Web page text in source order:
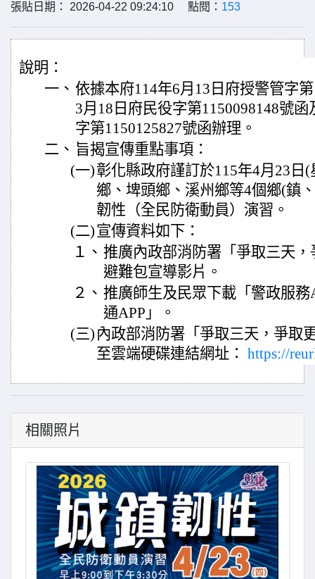
張貼日期： 2026-04-22 09:24:10 點閱： 153
說明：
一、 依據本府114年6月13日府授警管字
3月18日府民役字第1150098148號
字第1150125827號函辦理。
二、 旨揭宣傳重點事項：
(一)彰化縣政府謹訂於115年4月23日
鄉、埤頭鄉、溪州鄉等4個鄉(鎮
韌性（全民防衛動員）演習。
(二)宣傳資料如下：
１、 推廣內政部消防署「爭取三天
避難包宣導影片。
２、 推廣師生及民眾下載「警政服務
通APP」。
(三) 內政部消防署「爭取三天，爭取
至雲端硬碟連結網址： https://
相關照片